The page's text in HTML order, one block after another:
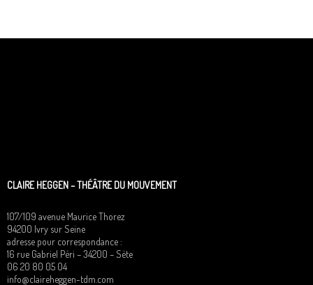
CLAIRE HEGGEN – THÉÂTRE DU MOUVEMENT
107/109 avenue Maurice Thorez
94200 Ivry sur Seine
adresse pour correspondance :
16 rue Gabriel Péri – 34200 – Sète
06 20 80 05 04
info@claireheggen-tdm.com